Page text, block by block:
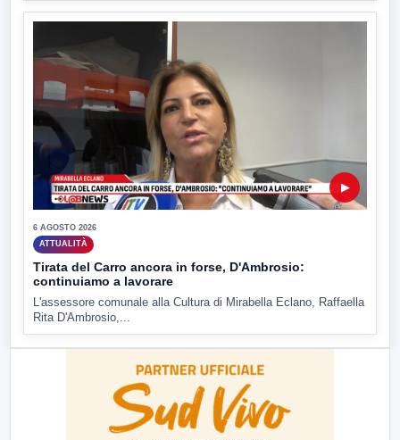
▶
6 AGOSTO 2026
ATTUALITÀ
Tirata del Carro ancora in forse, D'Ambrosio:
continuiamo a lavorare
L'assessore comunale alla Cultura di Mirabella Eclano, Raffaella
Rita D'Ambrosio,...